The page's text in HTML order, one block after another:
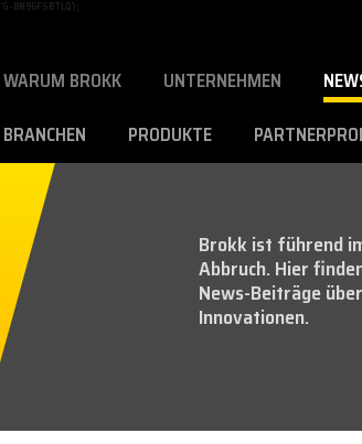
BN96FSBTLQ');
WARUM BROKK UNTERNEHMEN
BRANCHEN PRODUKTE
Brokk ist führend
Abbruch. Hier
News-Beiträge
Innovationen.